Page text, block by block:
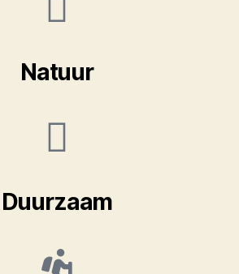
Natuur
Duurzaam